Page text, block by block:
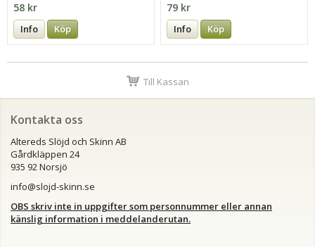
58 kr
Info Köp
79 kr
Info Köp
Till Kassan
Kontakta oss
Altereds Slöjd och Skinn AB
Gårdkläppen 24
935 92 Norsjö
info@slojd-skinn.se
OBS skriv inte in uppgifter som personnummer eller annan
känslig information i meddelanderutan.